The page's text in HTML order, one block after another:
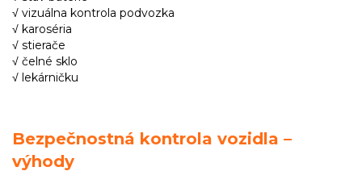
√ vizuálna kontrola podvozka
√ karoséria
√ stierače
√ čelné sklo
√ lekárničku
Bezpečnostná kontrola vozidla –
výhody